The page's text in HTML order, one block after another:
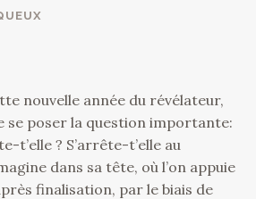
nouvelle année du révélateur,
se poser la question importante:
t’elle ? S’arrête-t’elle au
dans sa tête, où l’on appuie
finalisation, par le biais de